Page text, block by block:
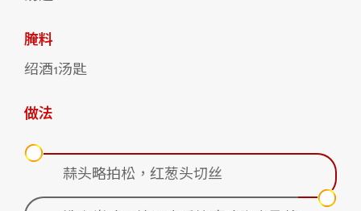
腌料
绍酒1汤匙
做法
蒜头略拍松，红葱头切丝